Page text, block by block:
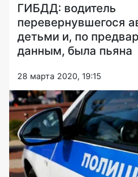
ГИБДД: водитель
перевернувшегося
детьми и, по
данным, была пьяна
28 марта 2020, 19:15